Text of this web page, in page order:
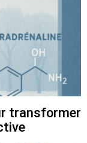
transformer